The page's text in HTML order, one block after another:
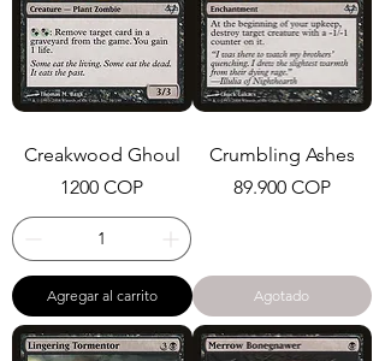
Creakwood Ghoul
Precio
1200 COP
Agregar al carrito
Crumbling Ashes
Precio
89.900 COP
Agotado